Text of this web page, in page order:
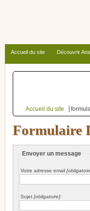
Accueil du site Découvrir
Autour d’Anse Bertrand
Accueil du site
Formulaire
Envoyer un message
Votre adresse email
Sujet [obligatoire]: